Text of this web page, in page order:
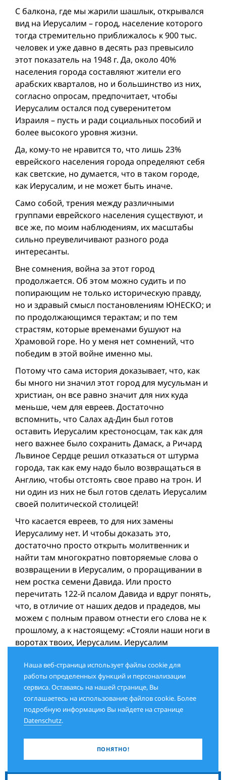
С балкона, где мы жарили шашлык, открывался
вид на Иерусалим – город, население которого
тогда стремительно приближалось к 900 тыс.
человек и уже давно в десять раз превысило
этот показатель на 1948 г. Да, около 40%
населения города составляют жители его
арабских кварталов, но и большинство из них,
согласно опросам, предпочитает, чтобы
Иерусалим остался под суверенитетом
Израиля – пусть и ради социальных пособий и
более высокого уровня жизни.
Да, кому-то не нравится то, что лишь 23%
еврейского населения города определяют себя
как светские, но думается, что в таком городе,
как Иерусалим, и не может быть иначе.
Само собой, трения между различными
группами еврейского населения существуют, и
все же, по моим наблюдениям, их масштабы
сильно преувеличивают разного рода
интересанты.
Вне сомнения, вой­на за этот город
продолжается. Об этом можно судить и по
попирающим не только историческую правду,
но и здравый смысл постановлениям ЮНЕСКО; и
по продолжающимся терактам; и по тем
страстям, которые временами бушуют на
Храмовой горе. Но у меня нет сомнений, что
победим в этой вой­не именно мы.
Потому что сама история доказывает, что, как
бы много ни значил этот город для мусульман и
христиан, он все равно значит для них куда
меньше, чем для евреев. Достаточно
вспомнить, что Салах ад-Дин был готов
оставить Иерусалим крестоносцам, так как для
него важнее было сохранить Дамаск, а Ричард
Львиное Сердце решил отказаться от штурма
города, так как ему надо было возвращаться в
Англию, чтобы отстоять свое право на трон. И
ни один из них не был готов сделать Иерусалим
своей политической столицей!
Что касается евреев, то для них замены
Иерусалиму нет. И чтобы доказать это,
достаточно просто открыть молитвенник и
найти там многократно повторяемые слова о
возвращении в Иерусалим, о проращивании в
нем ростка семени Давида. Или просто
перечитать 122-й псалом Давида и вдруг понять,
что, в отличие от наших дедов и прадедов, мы
можем с полным правом отнести его слова не к
прошлому, а к настоящему: «Стояли наши ноги в
воротах твоих, Иерусалим. Иерусалим
Петр ЛЮКИМСОН (jewishmagazine.ru
Наша веб-страница использует файлы cookie для
работы определенных функций и персонализации
сервиса. Оставаясь на нашей странице, Вы
соглашаетесь на использование файлов cookie. Более
подробную информацию Вы найдете на странице
Datenschutz.
ПОНЯТНО!